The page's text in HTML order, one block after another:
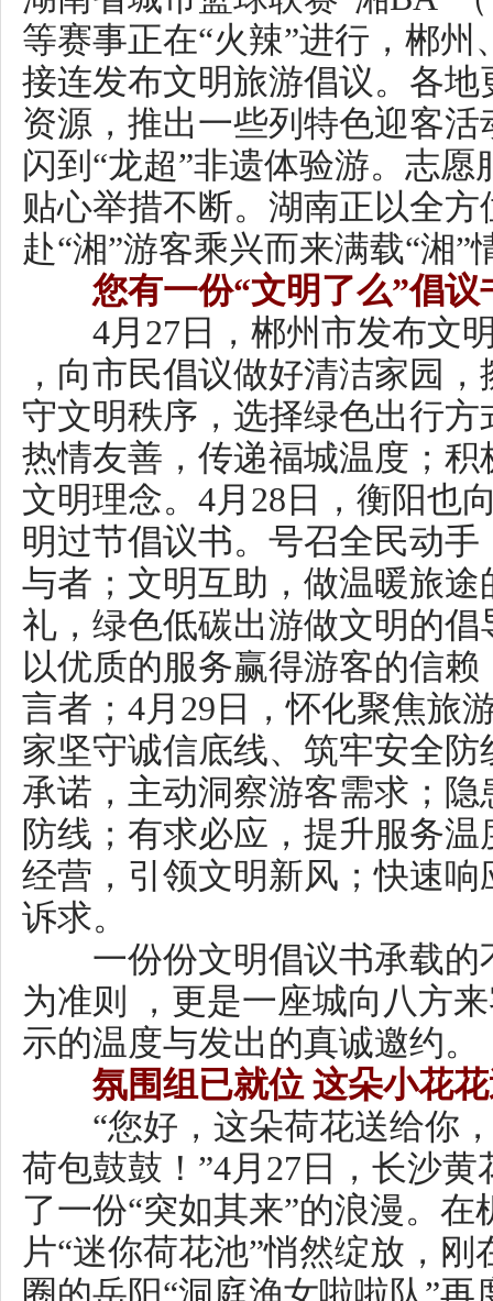
接连发布文明旅游倡议。各地更
资源，推出一些列特色迎客活动
闪到“龙超”非遗体验游。志愿服
贴心举措不断。湖南正以全方位
赴“湘”游客乘兴而来满载“湘”情
您有一份“文明了么”倡议书
4月27日，郴州市发布文明过“
，向市民倡议做好清洁家园，擦
守文明秩序，选择绿色出行方式
热情友善，传递福城温度；积极
文明理念。4月28日，衡阳也向
明过节倡议书。号召全民动手，
与者；文明互助，做温暖旅途的
礼，绿色低碳出游做文明的倡导
以优质的服务赢得游客的信赖，
言者；4月29日，怀化聚焦旅游
家坚守诚信底线、筑牢安全防线
承诺，主动洞察游客需求；隐患
防线；有求必应，提升服务温度
经营，引领文明新风；快速响应
诉求。
一份份文明倡议书承载的不仅
为准则 ，更是一座城向八方来客
示的温度与发出的真诚邀约。
氛围组已就位 这朵小花花送
“您好，这朵荷花送给你，祝
荷包鼓鼓！”4月27日，长沙黄花
了一份“突如其来”的浪漫。在机
片“迷你荷花池”悄然绽放，刚在
圈的岳阳“洞庭渔女啦啦队”再度
湖蓝色渔家服饰手持荷花，伴着
悠扬旋律款款穿行。这不是景区
别开生面的文旅快闪活动。